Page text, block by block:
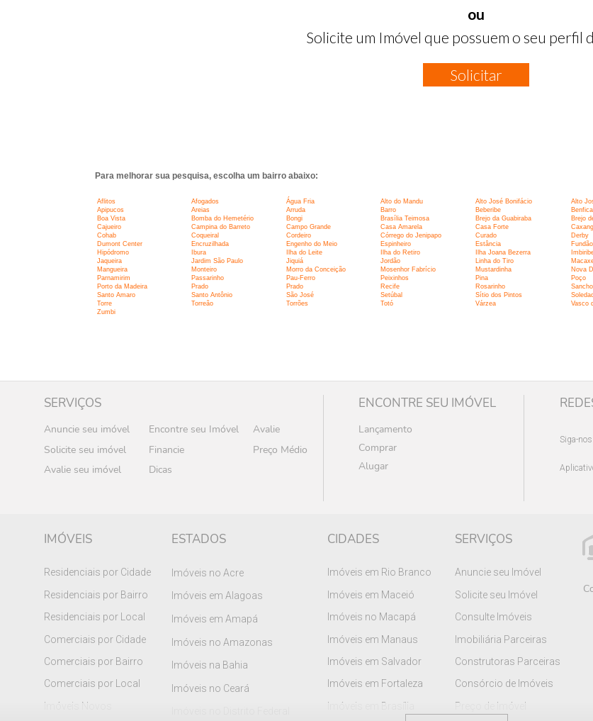
ou
Solicite um Imóvel que possuem o seu perfil
Solicitar
Para melhorar sua pesquisa, escolha um bairro abaixo:
Aflitos Afogados Água Fria Alto do Mandu Alto José Bonifácio Alto
Apipucos
Areias Arruda Barro Beberibe Benfica
Boa Vista
Bomba do Hemetério Bongi Brasília Teimosa Brejo da Guabiraba Brejo
Cajueiro
Campina do Barreto Campo Grande Casa Amarela Casa Forte
Cohab
Coqueiral Cordeiro Córrego do Jenipapo Curado Derby
Dumont Center
Encruzilhada Engenho do Meio Espinheiro Estância Fundão
Hipódromo
Ibura Ilha do Leite Ilha do Retiro Ilha Joana Bezerra
Jaqueira
Jardim São Paulo Jiquiá Jordão Linha do Tiro
Mangueira
Monteiro Morro da Conceição Mosenhor Fabrício Mustardinha Nova
Parnamirim
Passarinho Pau-Ferro Peixinhos Pina Poço
Porto da Madeira
Prado Prado Recife Rosarinho Sancho
Santo Amaro
Santo Antônio São José Setúbal Sítio dos Pintos
Torre
Torreão Torrões Totó Várzea Vasco
Zumbi
SERVIÇOS
Anuncie seu imóvel Encontre seu Imóvel
Avalie
Solicite seu imóvel
Financie
Preço Médio
Avalie seu imóvel
Dicas
ENCONTRE SEU IMÓVEL
Lançamento
Comprar
Alugar
Siga-nos
IMÓVEIS
Residenciais por Cidade
Residenciais por Bairro
Residenciais por Local
Comerciais por Cidade
Comerciais por Bairro
Comerciais por Local
Imóveis Novos
ESTADOS
Imóveis no Acre
Imóveis em Alagoas
Imóveis em Amapá
Imóveis no Amazonas
Imóveis na Bahia
Imóveis no Ceará
CIDADES
Imóveis em Rio Branco
Imóveis em Maceió
Imóveis no Macapá
Imóveis em Manaus
Imóveis em Salvador
Imóveis em Fortaleza
Imóveis em Brasília
SERVIÇOS
Anuncie seu Imóvel
Solicite seu Imóvel
Consulte Imóveis
Imobiliária Parceiras
Construtoras Parceiras
Consórcio de Imóveis
Preço de Imóvel